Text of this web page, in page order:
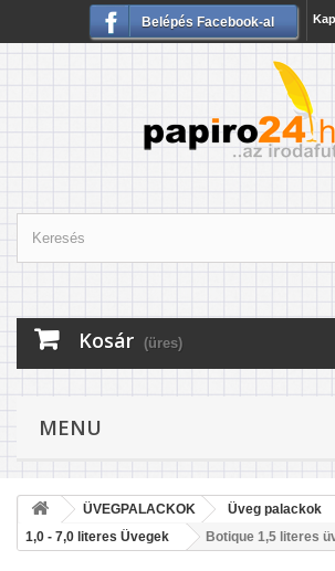
Belépés Facebook-al
Kosár (üres)
MENU
ÜVEGPALACKOK
Üveg palackok
1,0 - 7,0 literes Üvegek
Botique 1,5 literes